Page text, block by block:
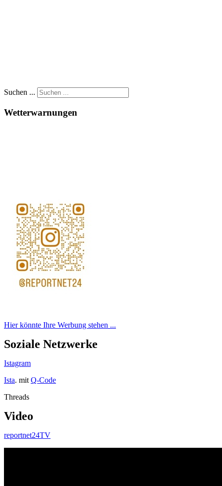
Suchen ...
Wetterwarnungen
Hier könnte Ihre Werbung stehen ...
Soziale Netzwerke
Istagram
Ista. mit Q-Code
Threads
Video
reportnet24TV